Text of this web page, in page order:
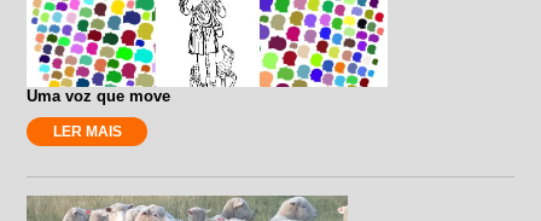
Uma voz que move
LER MAIS